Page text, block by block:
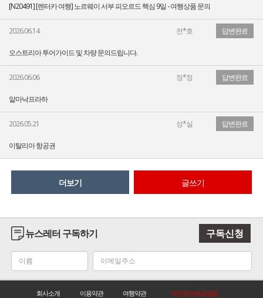
[N20491] [렌터카 여행] 노르웨이 서부 피오르드 핵심 9일 - 여행상품 문의
2026.06.14 전*호 답변완료
오스트리아 투어가이드 및 차량 문의드립니다.
2026.06.06 정*정 답변완료
알마낙프라하
2026.05.21 성*실 답변완료
이탈리아 항공권
더보기 글쓰기
뉴스레터 구독하기 구독신청
회사소개 이용약관 여행약관 개인정보취급방침